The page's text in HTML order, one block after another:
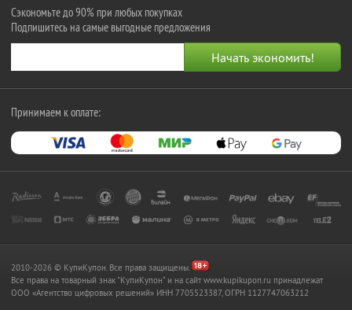
Сэкономьте до 90% при любых покупках
Подпишитесь на самые выгодные предложения
Принимаем к оплате:
2010-2026 © КупиКупон. Все права защищены.
Все права на товарный знак "КупиКупон" и на сайт www.kupikupon.ru принадлежат
OOO «Агентство цифровых решений» ИНН 7705523387, ОГРН 1127747063212